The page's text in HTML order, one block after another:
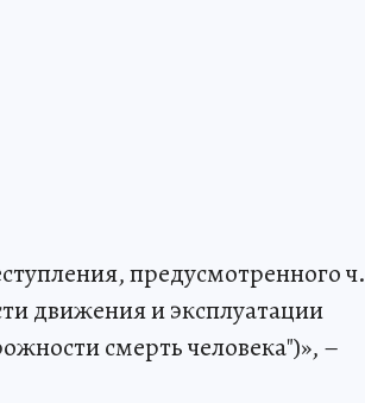
предусмотренного ч.
движения и эксплуатации
смерть человека")», –